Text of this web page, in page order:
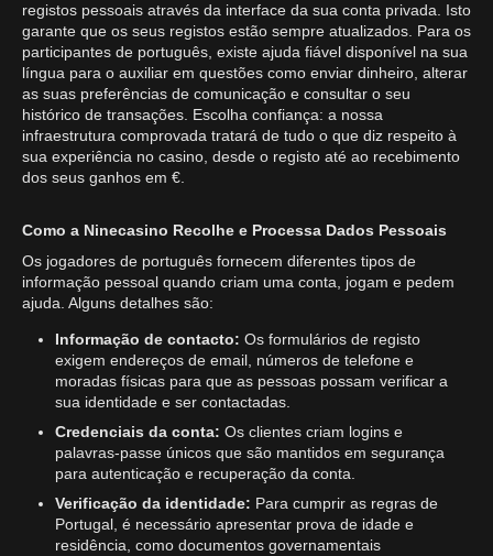
registos pessoais através da interface da sua conta privada. Isto
garante que os seus registos estão sempre atualizados. Para os
participantes de português, existe ajuda fiável disponível na sua
língua para o auxiliar em questões como enviar dinheiro, alterar
as suas preferências de comunicação e consultar o seu
histórico de transações. Escolha confiança: a nossa
infraestrutura comprovada tratará de tudo o que diz respeito à
sua experiência no casino, desde o registo até ao recebimento
dos seus ganhos em €.
Como a Ninecasino Recolhe e Processa Dados Pessoais
Os jogadores de português fornecem diferentes tipos de
informação pessoal quando criam uma conta, jogam e pedem
ajuda. Alguns detalhes são:
Informação de contacto: Os formulários de registo
exigem endereços de email, números de telefone e
moradas físicas para que as pessoas possam verificar a
sua identidade e ser contactadas.
Credenciais da conta: Os clientes criam logins e
palavras-passe únicos que são mantidos em segurança
para autenticação e recuperação da conta.
Verificação da identidade: Para cumprir as regras de
Portugal, é necessário apresentar prova de idade e
residência, como documentos governamentais